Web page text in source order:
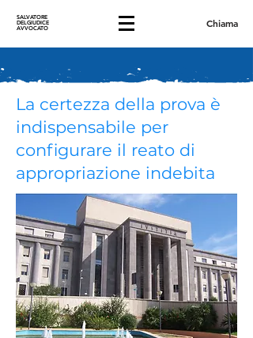
SALVATORE
DELGIUDICE
AVVOCATO Chiama
La certezza della prova è
indispensabile per
configurare il reato di
appropriazione indebita